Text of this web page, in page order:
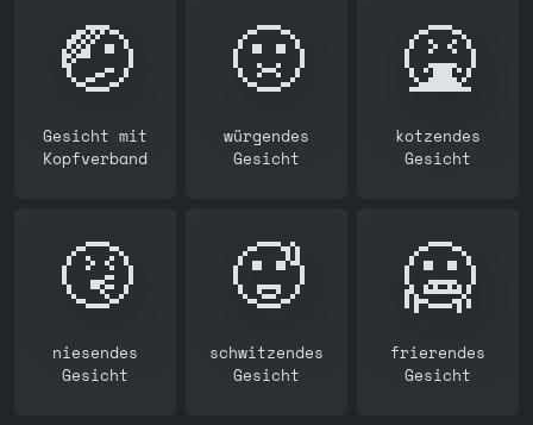
🤕
Gesicht mit
Kopfverband
🤢
würgendes
Gesicht
🤮
kotzendes
Gesicht
🤧
niesendes
Gesicht
🥵
schwitzendes
Gesicht
🥶
frierendes
Gesicht